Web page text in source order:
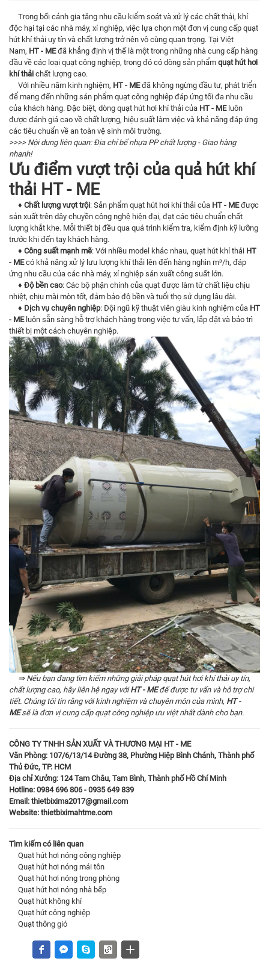
Trong bối cảnh gia tăng nhu cầu kiểm soát và xử lý các chất thải, khí
độc hại tại các nhà máy, xí nghiệp, việc lựa chọn một đơn vị cung cấp quạt
hút khí thải uy tín và chất lượng trở nên vô cùng quan trọng. Tại Việt
Nam, HT - MEđã khẳng định vị thế là một trong những nhà cung cấp hàng
đầu về các loại quạt công nghiệp, trong đó có dòng sản phẩm quạt hút hơi
khí thải chất lượng cao.
Với nhiều năm kinh nghiệm, HT - MEđã không ngừng đầu tư, phát triển
để mang đến những sản phẩm quạt công nghiệp đáp ứng tối đa nhu cầu
của khách hàng. Đặc biệt, dòng quạt hút hơi khí thải của HT - MEluôn
được đánh giá cao về chất lượng, hiệu suất làm việc và khả năng đáp ứng
các tiêu chuẩn về an toàn vệ sinh môi trường.
>>>> Nội dung liên quan: Địa chỉ bể nhựa PP chất lượng - Giao hàng
nhanh!
Ưu điểm vượt trội của quả hút khí
thải HT - ME
♦ Chất lượng vượt trội: Sản phẩm quạt hút hơi khí thải của HT - MEđược
sản xuất trên dây chuyền công nghệ hiện đại, đạt các tiêu chuẩn chất
lượng khắt khe. Mỗi thiết bị đều qua quá trình kiểm tra, kiểm định kỹ lưỡng
trước khi đến tay khách hàng.
♦ Công suất mạnh mẽ: Với nhiều model khác nhau, quạt hút khí thải HT
- MEcó khả năng xử lý lưu lượng khí thải lên đến hàng nghìn m³/h, đáp
ứng nhu cầu của các nhà máy, xí nghiệp sản xuất công suất lớn.
♦ Độ bền cao: Các bộ phận chính của quạt được làm từ chất liệu chịu
nhiệt, chịu mài mòn tốt, đảm bảo độ bền và tuổi thọ sử dụng lâu dài.
♦ Dịch vụ chuyên nghiệp: Đội ngũ kỹ thuật viên giàu kinh nghiệm của HT
- MEluôn sẵn sàng hỗ trợ khách hàng trong việc tư vấn, lắp đặt và bảo trì
thiết bị một cách chuyên nghiệp.
⇒ Nếu bạn đang tìm kiếm những giải pháp quạt hút hơi khí thải uy tín,
chất lượng cao, hãy liên hệ ngay vớiHT - MEđể được tư vấn và hỗ trợ chi
tiết. Chúng tôi tin rằng với kinh nghiệm và chuyên môn của mình, HT -
MEsẽ là đơn vị cung cấp quạt công nghiệp ưu việt nhất dành cho bạn.
CÔNG TY TNHH SẢN XUẤT VÀ THƯƠNG MẠI HT - ME
Văn Phòng: 107/6/13/14 Đường 38, Phường Hiệp Bình Chánh, Thành phố
Thủ Đức, TP. HCM
Địa chỉ Xưởng: 124 Tam Châu, Tam Bình, Thành phố Hồ Chí Minh
Hotline: 0984 696 806 - 0935 649 839
Email: thietbixima2017@gmail.com
Website: thietbiximahtme.com
Tìm kiếm có liên quan
Quạt hút hơi nóng công nghiệp
Quạt hút hơi nóng mái tôn
Quạt hút hơi nóng trong phòng
Quạt hút hơi nóng nhà bếp
Quạt hút không khí
Quạt hút công nghiệp
Quạt thông gió